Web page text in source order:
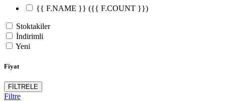
{{ F.NAME }} ({{ F.COUNT }})
Stoktakiler
İndirimli
Yeni
Fiyat
FİLTRELE
Filtre